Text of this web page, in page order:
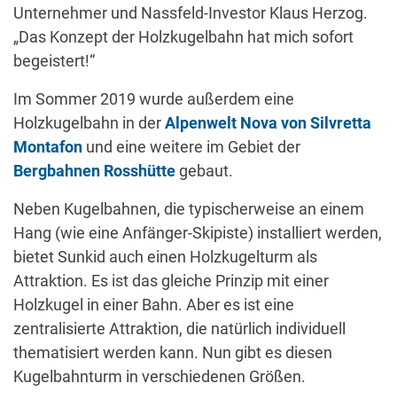
Unternehmer und Nassfeld-Investor Klaus Herzog.
„Das Konzept der Holzkugelbahn hat mich sofort
begeistert!“
Im Sommer 2019 wurde außerdem eine
Holzkugelbahn in derAlpenwelt Nova von Silvretta
Montafon und eine weitere im Gebiet der
Bergbahnen Rosshüttegebaut.
Neben Kugelbahnen, die typischerweise an einem
Hang (wie eine Anfänger-Skipiste) installiert werden,
bietet Sunkid auch einen Holzkugelturm als
Attraktion. Es ist das gleiche Prinzip mit einer
Holzkugel in einer Bahn. Aber es ist eine
zentralisierte Attraktion, die natürlich individuell
thematisiert werden kann. Nun gibt es diesen
Kugelbahnturm in verschiedenen Größen.